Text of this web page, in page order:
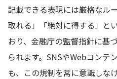
記載できる表現には厳格なル
取れる」「絶対に得する」と
おり、金融庁の監督指針に基
られます。SNSやWebコンテ
も、この規制を常に意識しな